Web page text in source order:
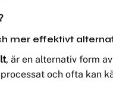
mer effektivt
, är en alternativ form
och ofta kan